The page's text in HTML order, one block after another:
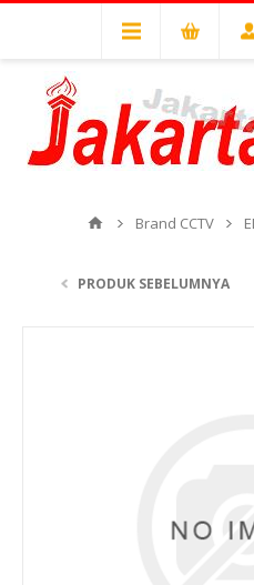
Brand CCTV
PRODUK SEBELUMNYA